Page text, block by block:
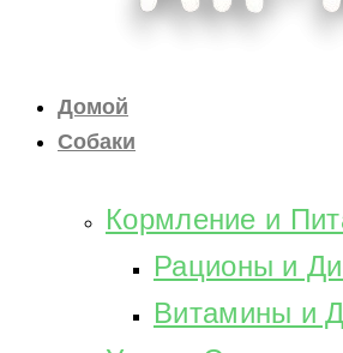
Домой
Собаки
Кормление и
Рационы и
Витамины и